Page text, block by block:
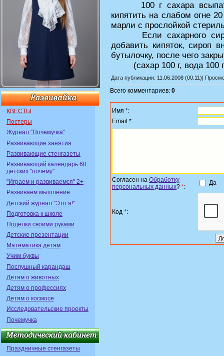
КВЕСТЫ
Постеры
Журнал "Почемучка"
Развивающие занятия
Развивающие стенгазеты
Развивающий календарь 60
детских "почему"
"Играем и развиваемся" 2+
Развиваем мышление
Детский журнал "Это я!"
Подготовка к школе
Поделки своими руками
Детские презентации
Математика детям
Учим буквы
Послушный карандаш
Детям о животных
Детям о профессиях
Детям о космосе
Исследовательские проекты
Почемучка
Праздничные стенгазеты
100 г сахара всыпать
кипятить на слабом огне
марли с прослойкой
Если сахарного
добавить кипяток, сироп
бутылочку, после чего
(сахар 100 г, вода 100
Дата публикации: 11.06.2008 (00:11)|
Всего комментариев: 0
Имя *:
Email *:
Согласен на Обработку
персональных данных? *:
Да
Код *: